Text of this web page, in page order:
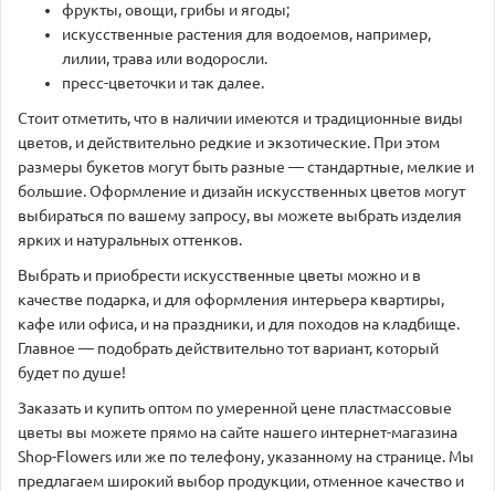
фрукты, овощи, грибы и ягоды;
искусственные растения для водоемов, например,
лилии, трава или водоросли.
пресс-цветочки и так далее.
Стоит отметить, что в наличии имеются и традиционные виды
цветов, и действительно редкие и экзотические. При этом
размеры букетов могут быть разные — стандартные, мелкие и
большие. Оформление и дизайн искусственных цветов могут
выбираться по вашему запросу, вы можете выбрать изделия
ярких и натуральных оттенков.
Выбрать и приобрести искусственные цветы можно и в
качестве подарка, и для оформления интерьера квартиры,
кафе или офиса, и на праздники, и для походов на кладбище.
Главное — подобрать действительно тот вариант, который
будет по душе!
Заказать и купить оптом по умеренной цене пластмассовые
цветы вы можете прямо на сайте нашего интернет-магазина
Shop-Flowers или же по телефону, указанному на странице. Мы
предлагаем широкий выбор продукции, отменное качество и